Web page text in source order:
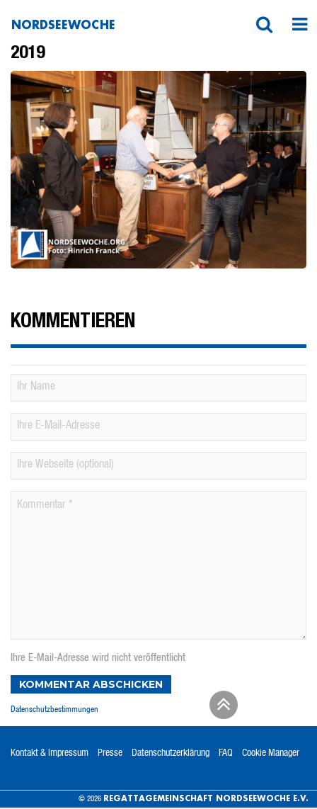
NORDSEEWOCHE
Preisverleihung der 85. Nordseewoche
2019
KOMMENTIEREN
Ihre E-Mail-Adresse wird nicht veröffentlicht
KOMMENTAR ABSCHICKEN
Datenschutzbestimmungen
Kontakt & Impressum Presse Datenschutzerklärung FAQ Cookie Manager
© 2026 REGATTAGEMEINSCHAFT NORDSEEWOCHE E.V.